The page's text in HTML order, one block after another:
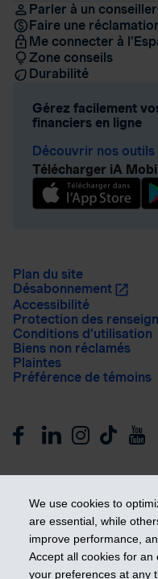
We use cookies to
are essential, while
improve performance,
Accept all cookies for
your preferences at any
Parler à un conseiller
Faire une
Me connecter à
Zone conseils
Durabilité
Gérez facilement
financiers en ligne
Découvrir nos outils
Télécharger iA
Plan du site
Désabonnement
Accessibilité
Protection des
Conditions d’utilisation
Biens non réclamés
Plaintes
Préférence de témoins
Prendre